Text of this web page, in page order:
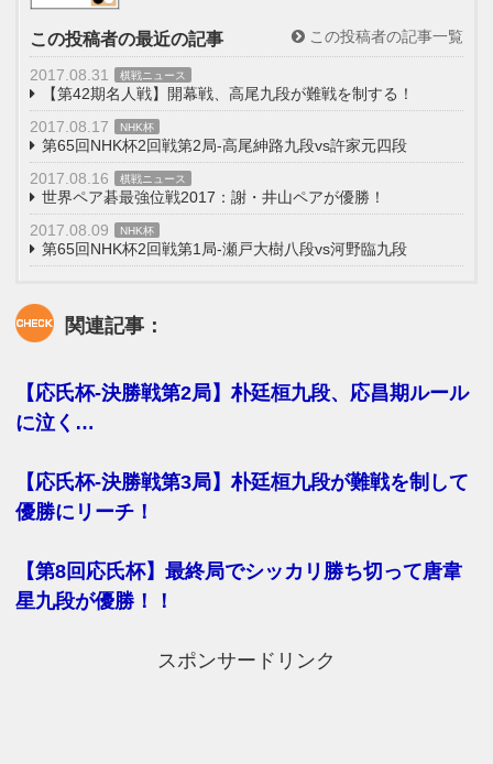
この投稿者の最近の記事 この投稿者の記事一覧
2017.08.31 棋戦ニュース
【第42期名人戦】開幕戦、高尾九段が難戦を制する！
2017.08.17
NHK杯
第65回NHK杯2回戦第2局-高尾紳路九段vs許家元四段
2017.08.16
棋戦ニュース
世界ペア碁最強位戦2017：謝・井山ペアが優勝！
2017.08.09
NHK杯
第65回NHK杯2回戦第1局-瀬戸大樹八段vs河野臨九段
関連記事：
【応氏杯-決勝戦第2局】朴廷桓九段、応昌期ルール
に泣く…
【応氏杯-決勝戦第3局】朴廷桓九段が難戦を制して
優勝にリーチ！
【第8回応氏杯】最終局でシッカリ勝ち切って唐韋
星九段が優勝！！
スポンサードリンク